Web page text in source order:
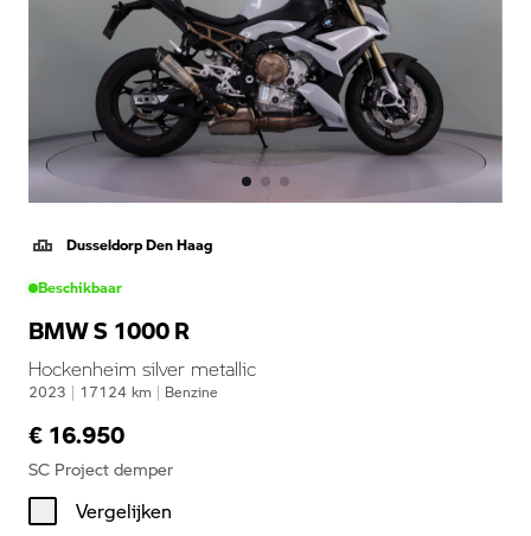
Dusseldorp Den Haag
Beschikbaar
BMW S 1000 R
Hockenheim silver metallic
2023 | 17124 km | Benzine
€ 16.950
SC Project demper
Vergelijken